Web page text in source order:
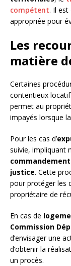
compétent. Il est
appropriée pour
Les
matière
Certaines
contentieux
permet au
impayés lorsque
Pour les cas d’
suivie, impliquant
justice. Cette
pour protéger les
propriétaire de
En cas de
Commission
d’envisager une
d’obtenir la
un procès.